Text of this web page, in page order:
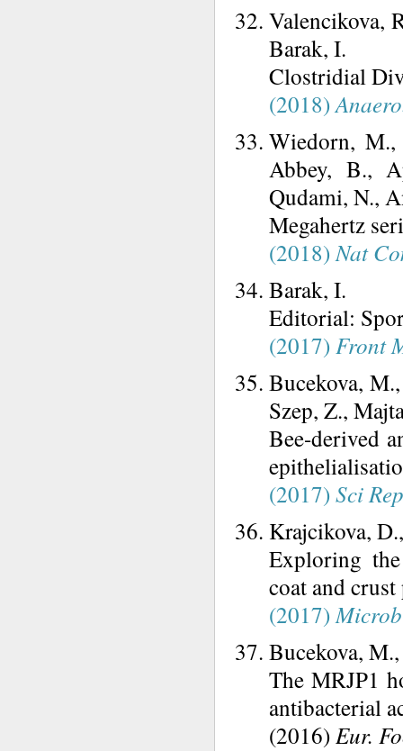
Valencikova,
Barak, I.
Clostridial
(2018)
Wiedorn, M.,
Abbey, B.,
Qudami, N.,
Megahertz
(2018)Nat
Barak, I.
Editorial:
(2017)Front
Bucekova,
Szep, Z.,
Bee-derived
(2017)Sci Rep
Krajcikova,
Exploring
coat and
(2017)
Bucekova,
The MRJP1
antibacterial
(2016)Eur.